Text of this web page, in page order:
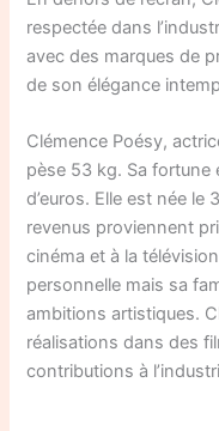
respectée dans
avec des marques de
de son élégance
Clémence Poésy,
pèse 53 kg. Sa fortune
d’euros. Elle est née le
revenus proviennent
cinéma et à la
personnelle mais sa
ambitions artistiques.
réalisations dans des
contributions à